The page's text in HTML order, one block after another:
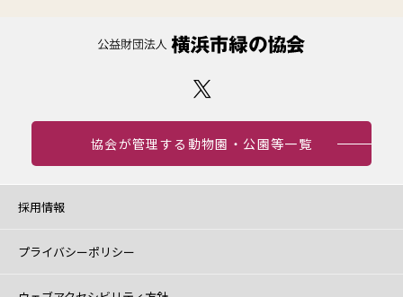
協会が管理する動物園・公園等一覧
採用情報
プライバシーポリシー